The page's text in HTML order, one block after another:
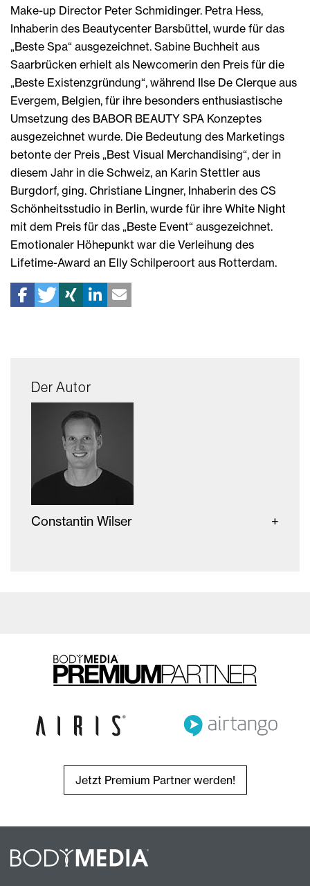
Make-up Director Peter Schmidinger. Petra Hess,
Inhaberin des Beautycenter Barsbüttel, wurde für das
„Beste Spa“ ausgezeichnet. Sabine Buchheit aus
Saarbrücken erhielt als Newcomerin den Preis für die
„Beste Existenzgründung“, während Ilse De Clerque aus
Evergem, Belgien, für ihre besonders enthusiastische
Umsetzung des BABOR BEAUTY SPA Konzeptes
ausgezeichnet wurde. Die Bedeutung des Marketings
betonte der Preis „Best Visual Merchandising“, der in
diesem Jahr in die Schweiz, an Karin Stettler aus
Burgdorf, ging. Christiane Lingner, Inhaberin des CS
Schönheitsstudio in Berlin, wurde für ihre White Night
mit dem Preis für das „Beste Event“ ausgezeichnet.
Emotionaler Höhepunkt war die Verleihung des
Lifetime-Award an Elly Schilperoort aus Rotterdam.
Der Autor
Constantin Wilser
Jetzt Premium Partner werden!